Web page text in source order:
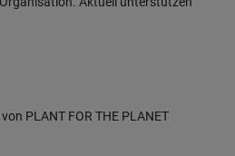
PLANT FOR THE PLANET